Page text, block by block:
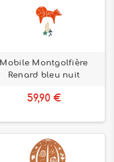
Mobile Montgolfière
Renard bleu nuit
59,90 €